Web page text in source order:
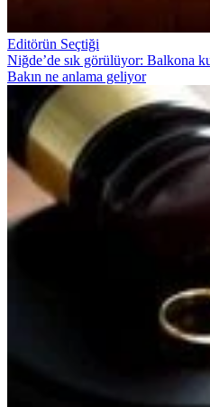
Editörün Seçtiği
Niğde’de sık görülüyor: Balkona
Bakın ne anlama geliyor